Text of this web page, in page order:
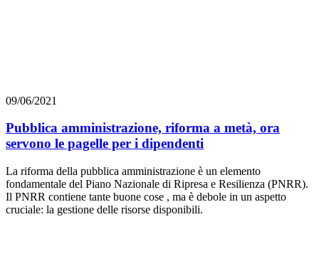
09/06/2021
Pubblica amministrazione, riforma a metà, ora
servono le pagelle per i dipendenti
La riforma della pubblica amministrazione è un elemento
fondamentale del Piano Nazionale di Ripresa e Resilienza (PNRR).
Il PNRR contiene tante buone cose , ma è debole in un aspetto
cruciale: la gestione delle risorse disponibili.